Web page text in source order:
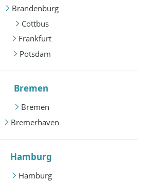
Brandenburg
Cottbus
Frankfurt
Potsdam
Bremen
Bremen
Bremerhaven
Hamburg
Hamburg